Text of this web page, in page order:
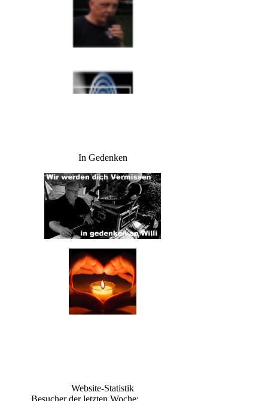
In Gedenken
Website-Statistik
Besucher der letzten Woche: